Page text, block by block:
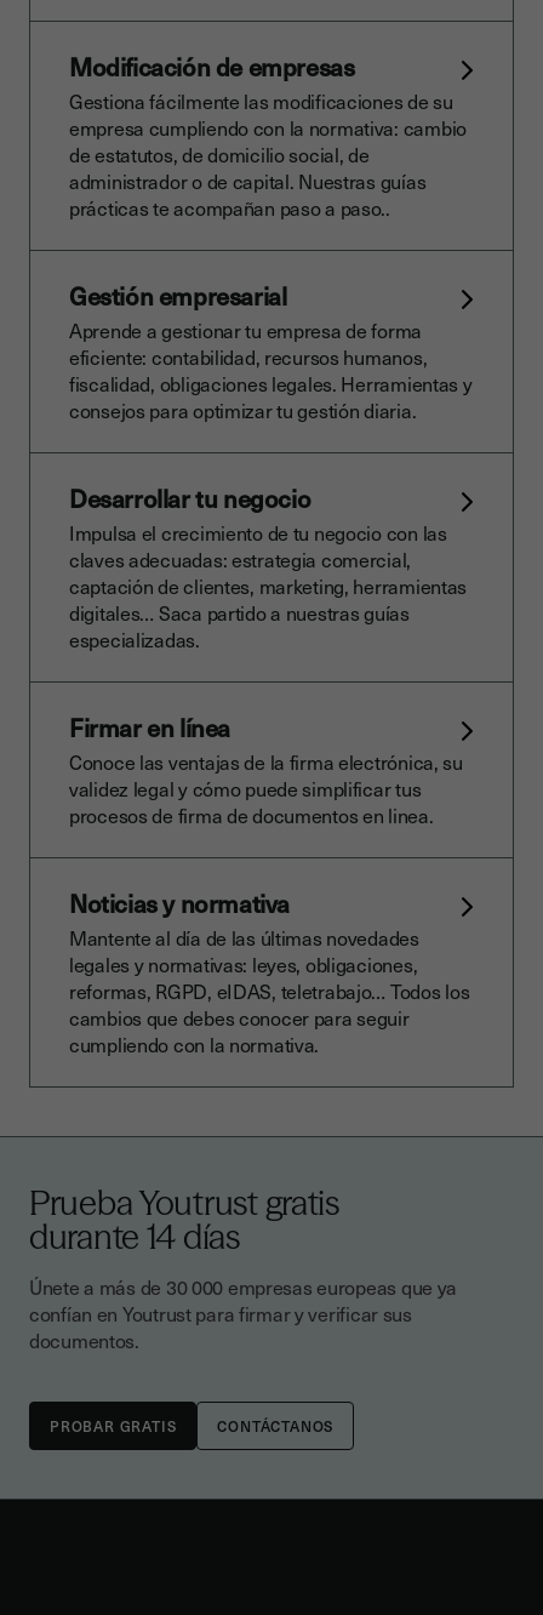
Modificación de empresas
Gestiona fácilmente las modificaciones de su
empresa cumpliendo con la normativa: cambio
de estatutos, de domicilio social, de
administrador o de capital. Nuestras guías
prácticas te acompañan paso a paso..
Gestión empresarial
Aprende a gestionar tu empresa de forma
eficiente: contabilidad, recursos humanos,
fiscalidad, obligaciones legales. Herramientas y
consejos para optimizar tu gestión diaria.
Desarrollar tu negocio
Impulsa el crecimiento de tu negocio con las
claves adecuadas: estrategia comercial,
captación de clientes, marketing, herramientas
digitales… Saca partido a nuestras guías
especializadas.
Firmar en línea
Conoce las ventajas de la firma electrónica, su
validez legal y cómo puede simplificar tus
procesos de firma de documentos en linea.
Noticias y normativa
Mantente al día de las últimas novedades
legales y normativas: leyes, obligaciones,
reformas, RGPD, eIDAS, teletrabajo… Todos los
cambios que debes conocer para seguir
cumpliendo con la normativa.
Prueba Youtrust gratis
durante 14 días
Únete a más de 30 000 empresas europeas que ya
confían en Youtrust para firmar y verificar sus
documentos.
CONTÁCTANOS